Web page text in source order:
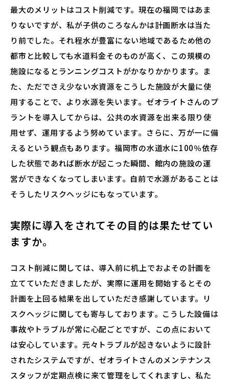
最大のメリットはコスト削減です。現在の福岡ではあま
りないですが、私が子供のころなんかは計画断水は当た
り前でした。それ程水が豊富にない地域であるため他の
都市と比較しても水道料金そのものが高く、この規模の
施設になるとランニングコストがかなりかかります。ま
た、ただでさえ少ない水資源をこうした施設が大量に使
用することで、より水源を失います。ゼオライトさんのプ
ラントを導入してからは、公共の水資源を出来る限り使
用せず、運用するよう努めています。さらに、万が一に備
えるという観点もあります。福岡市の水道水に100％依存
した状態であれば断水が起こった瞬間、館内の施設の運
営ができなくなってしまいます。自前で水源があることは
そうしたリスクヘッジにもなっています。
実際に導入をされてその目的は果たせてい
ますか。
コスト削減に関しては、導入前に机上でおよその計画を
立てていただきましたが、実際に運用を開始するとその
計画を上回る結果を出していただき感謝しています。リ
スクヘッジに関しても寄与しております。こうした設備は
事故やトラブルが常に心配ごとですが、この点において
は安心しています。元々トラブルが起きないように設計
されたシステムですが、ゼオライトさんのメンテナンス
スタッフが定期点検に来て管理をしてくれますし、私た